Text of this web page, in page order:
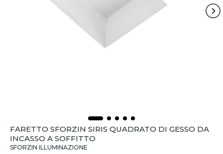
FARETTO SFORZIN SIRIS QUADRATO DI GESSO DA
INCASSO A SOFFITTO
SFORZIN ILLUMINAZIONE